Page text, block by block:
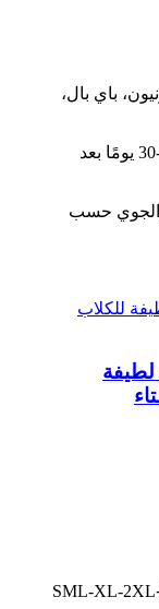
باي بال،
يتم التسليم في غضون 15-30 يومًا بعد
حسب
SML-XL-2XL